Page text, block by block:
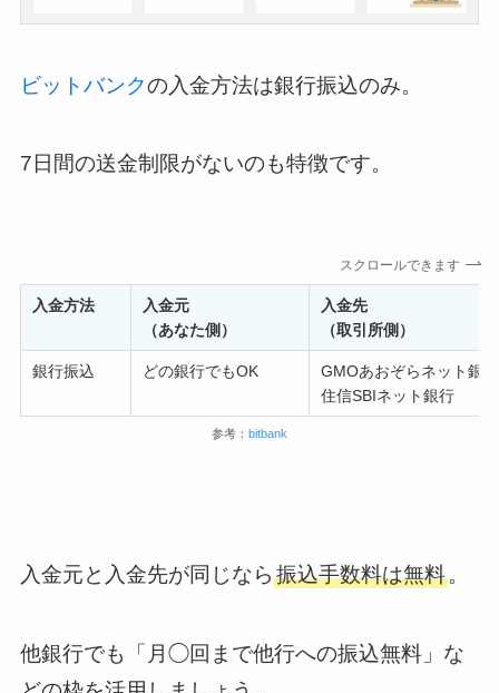
ビットバンクの入金方法は銀行振込のみ。
7日間の送金制限がないのも特徴です。
スクロールできます
入金方法
入金元
（あなた側）
入金先
（取引所側）
銀行振込 どの銀行でもOK
GMOあおぞらネット銀
住信SBIネット銀行
参考： bitbank
入金元と入金先が同じなら 振込手数料は無料。
他銀行でも「月◯回まで他行への振込無料」な